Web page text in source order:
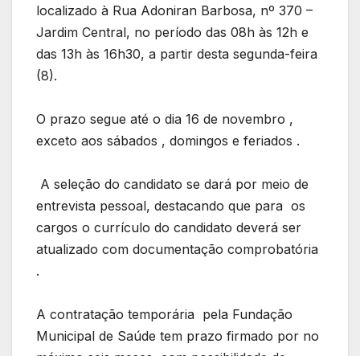
localizado à Rua Adoniran Barbosa, nº 370 –
Jardim Central, no período das 08h às 12h e
das 13h às 16h30, a partir desta segunda-feira
(8).
O prazo segue até o dia 16 de novembro ,
exceto aos sábados , domingos e feriados .
A seleção do candidato se dará por meio de
entrevista pessoal, destacando que para os
cargos o currículo do candidato deverá ser
atualizado com documentação comprobatória
.
A contratação temporária pela Fundação
Municipal de Saúde tem prazo firmado por no